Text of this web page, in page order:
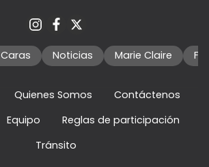
Caras Noticias Marie Claire
Quienes Somos
Contáctenos
Equipo
Reglas de participación
Tránsito